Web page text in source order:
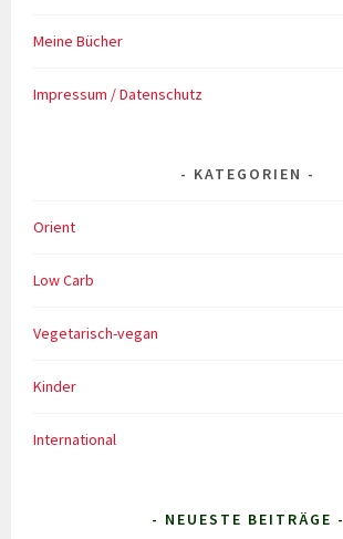
Meine Bücher
Impressum / Datenschutz
KATEGORIEN
Orient
Low Carb
Vegetarisch-vegan
Kinder
International
- NEUESTE BEITRÄGE -